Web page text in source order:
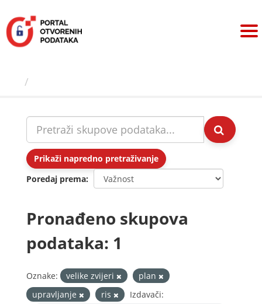
sadržaj
Prikaži napredno pretraživanje
Poredaj prema
Pronađeno skupova
podataka: 1
Oznake: velike zvijeri
plan
upravljanje
ris
Izdavači: